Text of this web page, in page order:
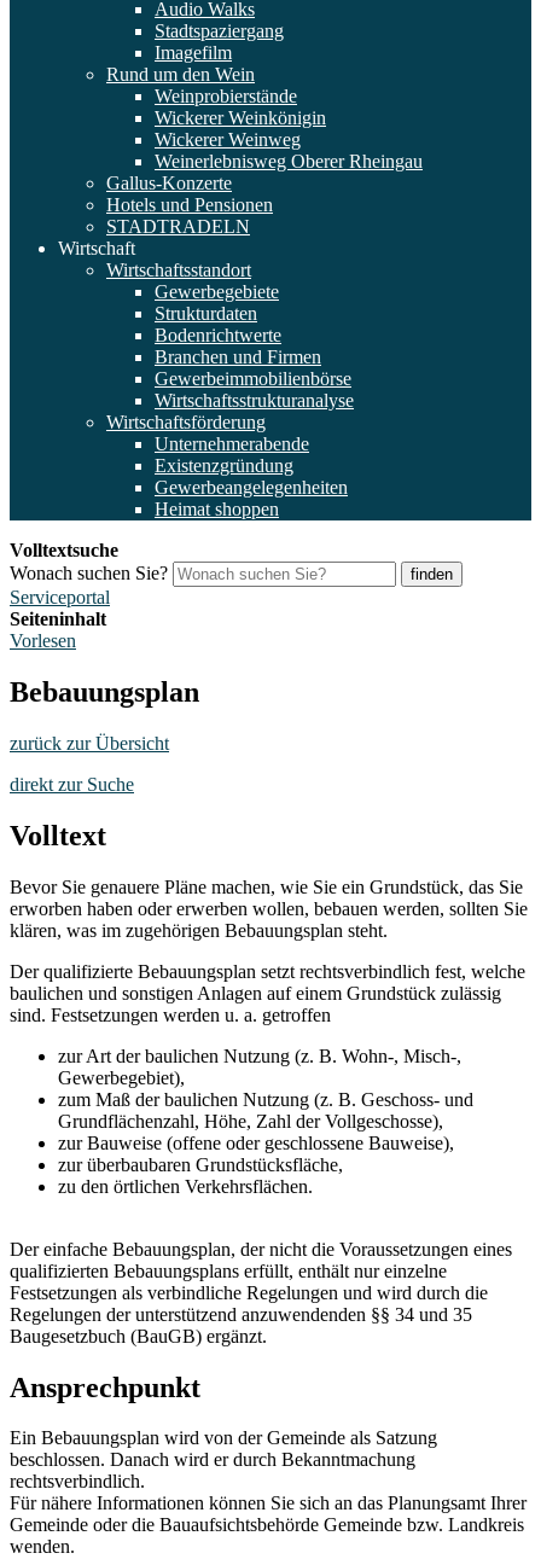
Audio Walks
Stadtspaziergang
Imagefilm
Rund um den Wein
Weinprobierstände
Wickerer Weinkönigin
Wickerer Weinweg
Weinerlebnisweg Oberer Rheingau
Gallus-Konzerte
Hotels und Pensionen
STADTRADELN
Wirtschaft
Wirtschaftsstandort
Gewerbegebiete
Strukturdaten
Bodenrichtwerte
Branchen und Firmen
Gewerbeimmobilienbörse
Wirtschaftsstrukturanalyse
Wirtschaftsförderung
Unternehmerabende
Existenzgründung
Gewerbeangelegenheiten
Heimat shoppen
Volltextsuche
Wonach suchen Sie?
finden
Serviceportal
Seiteninhalt
Vorlesen
Bebauungsplan
zurück zur Übersicht
direkt zur Suche
Volltext
Bevor Sie genauere Pläne machen, wie Sie ein Grundstück, das Sie
erworben haben oder erwerben wollen, bebauen werden, sollten Sie
klären, was im zugehörigen Bebauungsplan steht.
Der qualifizierte Bebauungsplan setzt rechtsverbindlich fest, welche
baulichen und sonstigen Anlagen auf einem Grundstück zulässig
sind. Festsetzungen werden u. a. getroffen
zur Art der baulichen Nutzung (z. B. Wohn-, Misch-,
Gewerbegebiet),
zum Maß der baulichen Nutzung (z. B. Geschoss- und
Grundflächenzahl, Höhe, Zahl der Vollgeschosse),
zur Bauweise (offene oder geschlossene Bauweise),
zur überbaubaren Grundstücksfläche,
zu den örtlichen Verkehrsflächen.
Der einfache Bebauungsplan, der nicht die Voraussetzungen eines
qualifizierten Bebauungsplans erfüllt, enthält nur einzelne
Festsetzungen als verbindliche Regelungen und wird durch die
Regelungen der unterstützend anzuwendenden §§ 34 und 35
Baugesetzbuch (BauGB) ergänzt.
Ansprechpunkt
Ein Bebauungsplan wird von der Gemeinde als Satzung
beschlossen. Danach wird er durch Bekanntmachung
rechtsverbindlich.
Für nähere Informationen können Sie sich an das Planungsamt Ihrer
Gemeinde oder die Bauaufsichtsbehörde Gemeinde bzw. Landkreis
wenden.